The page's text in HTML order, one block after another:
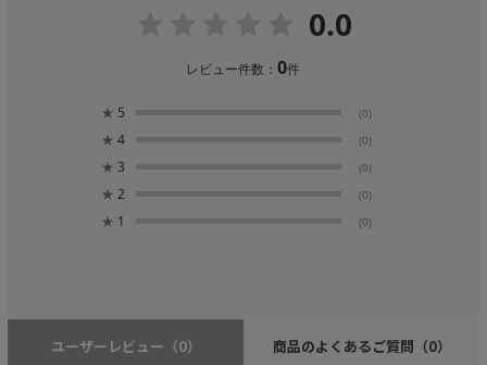
0.0
レビュー件数：0件
★ 5 (0)
★ 4 (0)
★ 3 (0)
★ 2 (0)
★ 1 (0)
ユーザーレビュー （0） 商品のよくあるご質問 （0）